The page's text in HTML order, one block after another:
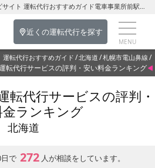
全国の運転代行業者のポータルナビサイト 運転代行おすすめガイド電車事業所前駅の運転代行を探す-北海道の運転代行
近くの運転代行を探す
運転代行おすすめガイド 北海道 札幌市電山鼻線
転代行サービスの評判・安い料金ランキング
転代行サービスの評判・
ランキング
北海道
で 272 人が相談をしています。